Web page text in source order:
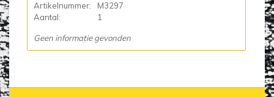
Artikelnummer:
M3297
Aantal:
1
Geen informatie gevonden